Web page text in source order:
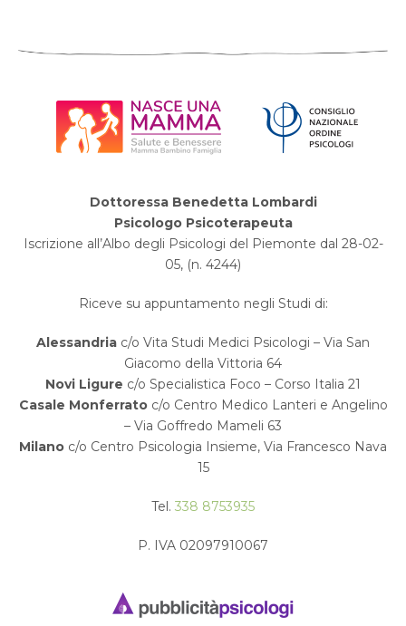
Dottoressa Benedetta Lombardi
Psicologo Psicoterapeuta
Iscrizione all’Albo degli Psicologi del Piemonte dal 28-02-
05, (n. 4244)
Riceve su appuntamento negli Studi di:
Alessandria c/o Vita Studi Medici Psicologi – Via San
Giacomo della Vittoria 64
Novi Ligure c/o Specialistica Foco – Corso Italia 21
Casale Monferratoc/o Centro Medico Lanteri e Angelino
– Via Goffredo Mameli 63
Milano c/o Centro Psicologia Insieme, Via Francesco Nava
15
Tel. 338 8753935
P. IVA 02097910067